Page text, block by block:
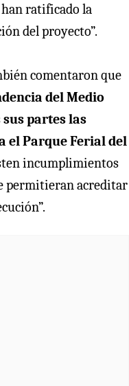
ratificado la
del proyecto”.
comentaron que
del Medio
partes las
el Parque Ferial del
incumplimientos
permitieran acreditar